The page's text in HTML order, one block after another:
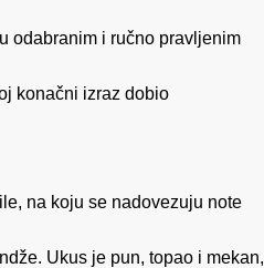
odabranim i ručno pravljenim
konačni izraz dobio
na koju se nadovezuju note
Ukus je pun, topao i mekan,